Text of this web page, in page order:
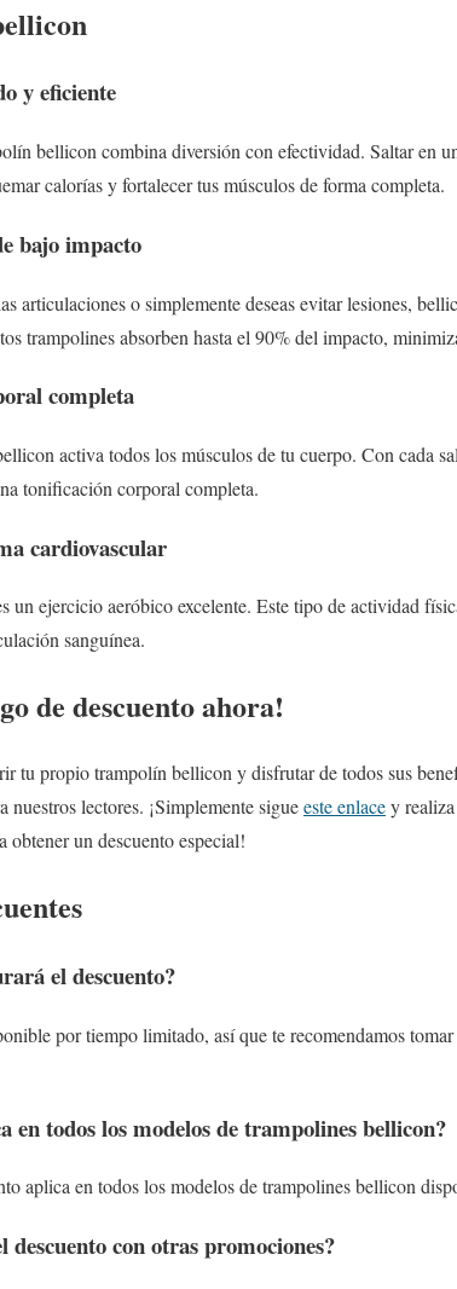
y eficiente
bellicon combina diversión con efectividad. Saltar en
calorías y fortalecer tus músculos de forma completa.
bajo impacto
articulaciones o simplemente deseas evitar lesiones,
trampolines absorben hasta el 90% del impacto,
completa
activa todos los músculos de tu cuerpo. Con cada
tonificación corporal completa.
cardiovascular
un ejercicio aeróbico excelente. Este tipo de actividad
sanguínea.
de descuento ahora!
tu propio trampolín bellicon y disfrutar de todos sus
nuestros lectores. ¡Simplemente sigueeste enlacey
obtener un descuento especial!
el descuento?
por tiempo limitado, así que te recomendamos
en todos los modelos de trampolines bellicon?
aplica en todos los modelos de trampolines bellicon
descuento con otras promociones?